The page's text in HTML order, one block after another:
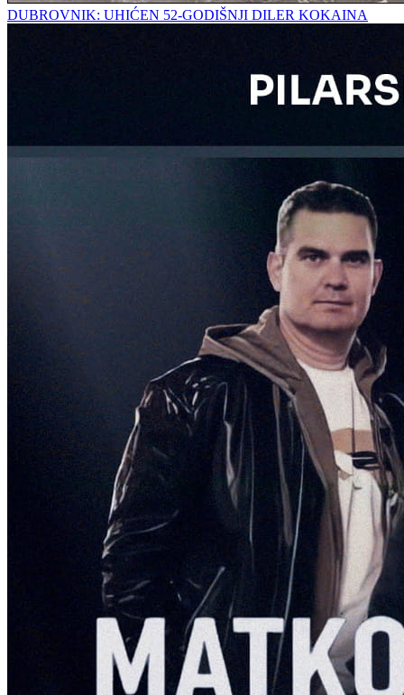
DUBROVNIK: UHIĆEN 52-GODIŠNJI DILER KOKAINA